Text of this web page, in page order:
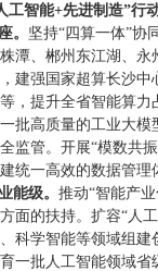
工智能+先进制造”行
。 坚持“四算一体”协
潭、郴州东江湖
永
建强国家超算长沙中
，提升全省智能算力
批高质量的工业大模
监管。开展“模数共振
统一高效的数据管理
能级。 推动“智能产
面的扶持。扩容“ 人
科学智能等领域组建
一批人工智能领域省